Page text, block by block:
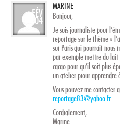
FÉV
04
MARINE
Bonjour,
Je suis journaliste pour
reportage sur le thème «
sur Paris qui pourrait nous
par exemple mettre du
cacao pour qu’il soit plus
un atelier piour
Vous pouvez me
reportage83@yahoo.fr
Cordialement,
Marine.